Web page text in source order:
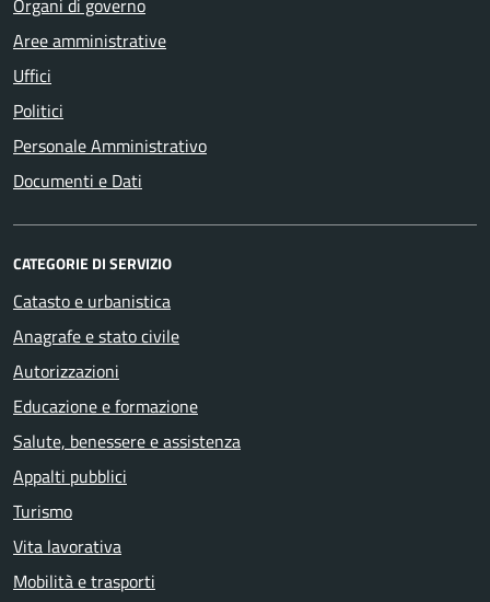
Organi di governo
Aree amministrative
Uffici
Politici
Personale Amministrativo
Documenti e Dati
CATEGORIE DI SERVIZIO
Catasto e urbanistica
Anagrafe e stato civile
Autorizzazioni
Educazione e formazione
Salute, benessere e assistenza
Appalti pubblici
Turismo
Vita lavorativa
Mobilità e trasporti